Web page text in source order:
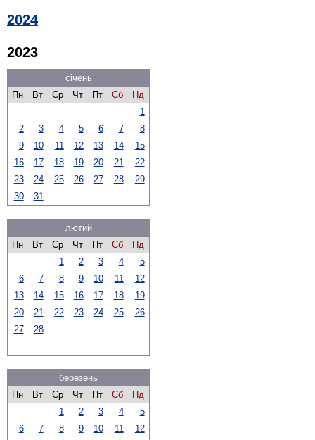
2024
2023
січень
Пн
Вт Ср Чт Пт Сб
Нд
1
2
3 4 5 6 7
8
9
10 11 12 13 14
15
16
17 18 19 20 21
22
23
24 25 26 27 28
29
30
31
лютий
Пн
Вт Ср Чт Пт Сб
Нд
1
2 3 4
5
6
7 8 9 10 11
12
13
14 15 16 17 18
19
20
21 22 23 24 25
26
27
28
березень
Пн
Вт Ср Чт Пт Сб
Нд
1
2 3 4
5
6
7 8 9 10 11
12